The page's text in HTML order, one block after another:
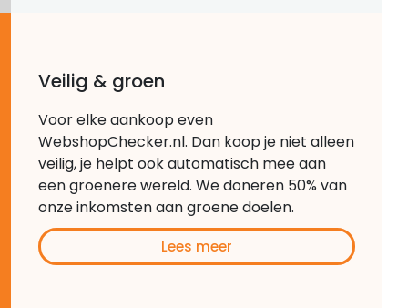
Veilig & groen
Voor elke aankoop even
WebshopChecker.nl. Dan koop je niet alleen
veilig, je helpt ook automatisch mee aan
een groenere wereld. We doneren 50% van
onze inkomsten aan groene doelen.
Lees meer